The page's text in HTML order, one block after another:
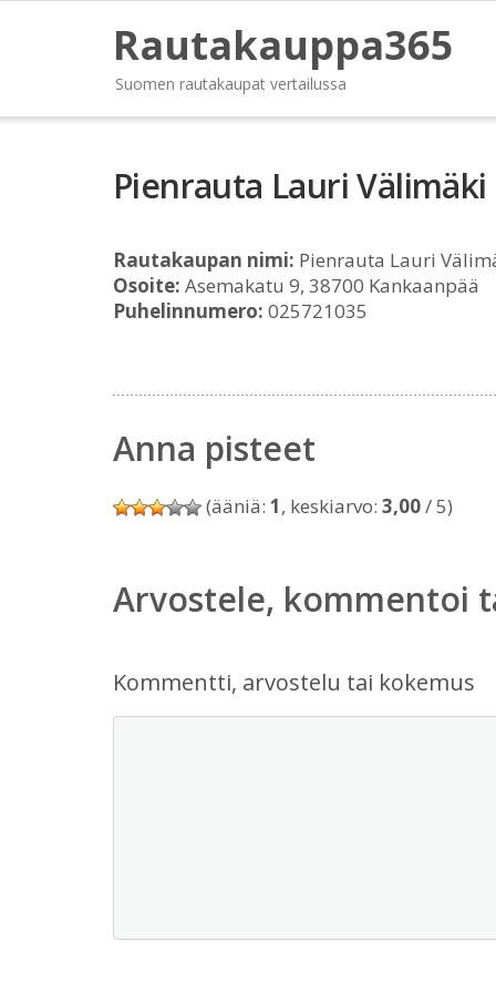
Rautakauppa365
Suomen rautakaupat vertailussa
Pienrauta Lauri Välimäki
Rautakaupan nimi: Pienrauta Lauri
Osoite: Asemakatu 9, 38700 Kankaanpää
Puhelinnumero: 025721035
Anna pisteet
(ääniä: 1, keskiarvo: 3,00/ 5)
Arvostele, kommentoi
Kommentti, arvostelu tai kokemus